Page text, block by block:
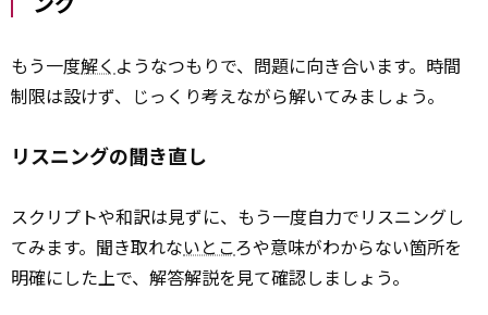
もう一度解く ようなつもりで、問題に向き合います。時間
制限は設けず、じっくり考えながら解いてみましょう。
リスニングの聞き直し
スクリプトや和訳は見ずに、もう一度自力でリスニングし
てみます。聞き取れないところや意味がわからない箇所を
明確にした上で、解答解説を見て確認しましょう。